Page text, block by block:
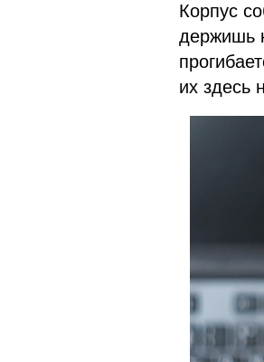
Корпус
держишь
их здесь